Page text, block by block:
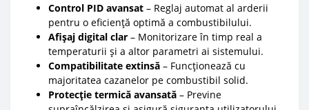
Control PID avansat – Reglaj automat al arderii
pentru o eficiență optimă a combustibilului.
Afișaj digital clar – Monitorizare în timp real a
temperaturii și a altor parametri ai sistemului.
Compatibilitate extinsă – Funcționează cu
majoritatea cazanelor pe combustibil solid.
Protecție termică avansată – Previne